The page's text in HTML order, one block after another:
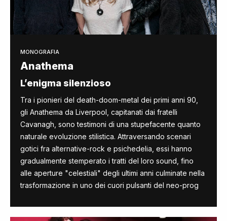
MONOGRAFIA
Anathema
L’enigma silenzioso
Tra i pionieri del death-doom-metal dei primi anni 90,
gli Anathema da Liverpool, capitanati dai fratelli
Cavanagh, sono testimoni di una stupefacente quanto
naturale evoluzione stilistica. Attraversando scenari
gotici fra alternative-rock e psichedelia, essi hanno
gradualmente stemperato i tratti del loro sound, fino
alle aperture "celestiali" degli ultimi anni culminate nella
trasformazione in uno dei cuori pulsanti del neo-prog